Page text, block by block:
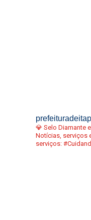
💎 Selo Diamante
Notícias, serviços
serviços: